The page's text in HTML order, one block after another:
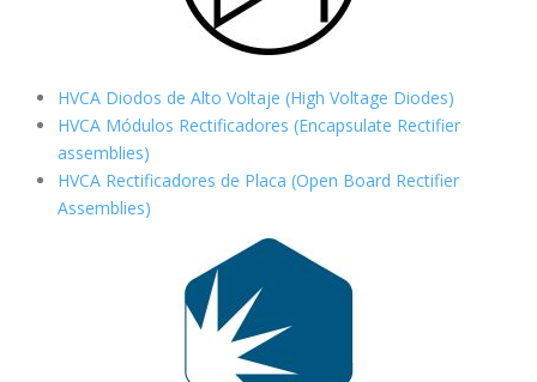
HVCA Diodos de Alto Voltaje (High Voltage Diodes)
HVCA Módulos Rectificadores (Encapsulate Rectifier
assemblies)
HVCA Rectificadores de Placa (Open Board Rectifier
Assemblies)